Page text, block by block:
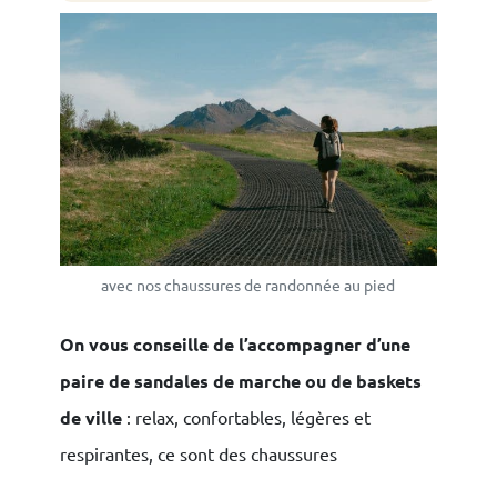
avec nos chaussures de randonnée au pied
On vous conseille de l’accompagner d’une
paire de sandales de marche ou de baskets
de ville : relax, confortables, légères et
respirantes, ce sont des chaussures